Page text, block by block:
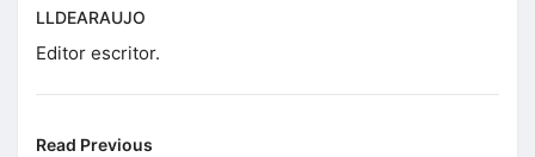
LLDEARAUJO
Editor escritor.
Read Previous